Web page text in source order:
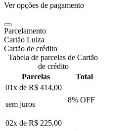
Ver opções de pagamento
Parcelamento
Cartão Luiza
Cartão de crédito
Tabela de parcelas de Cartão
de crédito
Parcelas
Total
01x de R$ 414,00
sem juros
8% OFF
02x de R$ 225,00